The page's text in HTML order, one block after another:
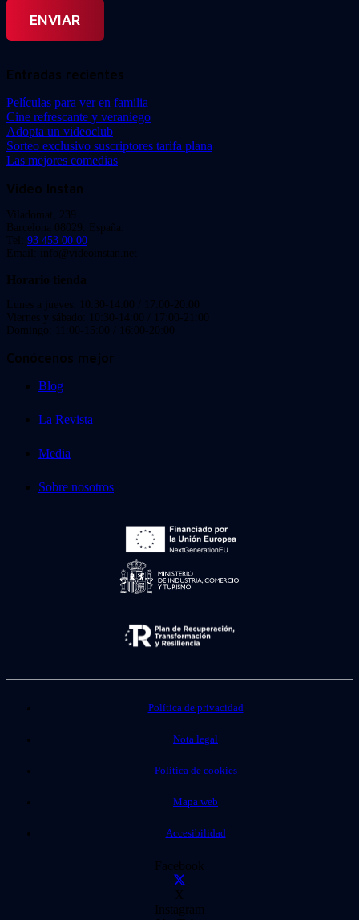
Entradas recientes
Películas para ver en familia
Cine refrescante y veraniego
Adopta un videoclub
Sorteo exclusivo suscriptores tarifa plana
Las mejores comedias
Video Instan
Viladomat, 239
Barcelona 08029. España.
Tel: 93 453 00 00
Email: info@videoinstan.net
Horario tienda
Lunes a jueves: 10:30-14:00 / 17:00-20:00
Viernes y sábado: 10:30-14:00 / 17:00-21:00
Domingo: 11:00-15:00 / 16:00-20:00
Conócenos mejor
Blog
La Revista
Media
Sobre nosotros
Política de privacidad
Nota legal
Política de cookies
Mapa web
Accesibilidad
Facebook
X
Instagram